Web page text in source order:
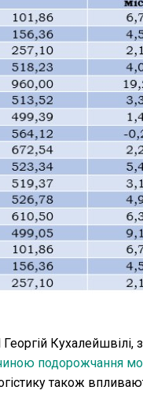
подорожчання
також